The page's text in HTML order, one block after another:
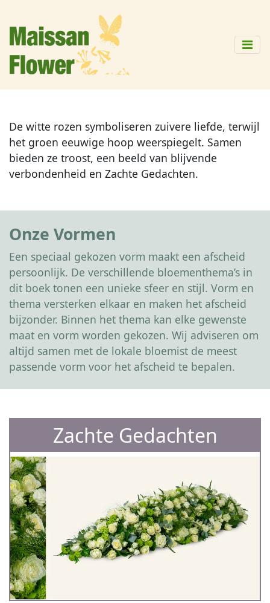
De witte rozen symboliseren zuivere liefde, terwijl
het groen eeuwige hoop weerspiegelt. Samen
bieden ze troost, een beeld van blijvende
verbondenheid en Zachte Gedachten.
Onze Vormen
Een speciaal gekozen vorm maakt een afscheid
persoonlijk. De verschillende bloementhema’s in
dit boek tonen een unieke sfeer en stijl. Vorm en
thema versterken elkaar en maken het afscheid
bijzonder. Binnen het thema kan elke gewenste
maat en vorm worden gekozen. Wij adviseren om
altijd samen met de lokale bloemist de meest
passende vorm voor het afscheid te bepalen.
Zachte Gedachten